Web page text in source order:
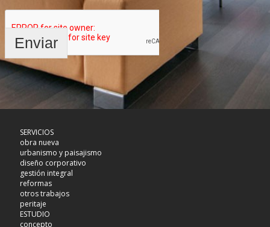
Enviar
SERVICIOS
obra nueva
urbanismo y paisajismo
diseño corporativo
gestión integral
reformas
otros trabajos
peritaje
ESTUDIO
concepto